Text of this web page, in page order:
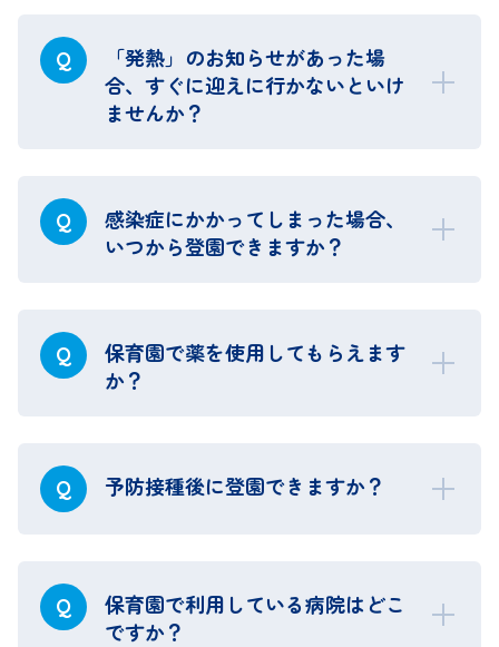
Q
「発熱」のお知らせがあった場
合、すぐに迎えに行かないといけ
ませんか？
Q
感染症にかかってしまった場合、
いつから登園できますか？
Q
保育園で薬を使用してもらえます
か？
Q 予防接種後に登園できますか？
Q
保育園で利用している病院はどこ
ですか？